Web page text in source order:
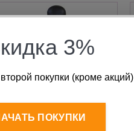
3%
покупки (кроме акций)
ПОКУПКИ